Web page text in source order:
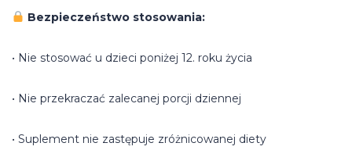
Bezpieczeństwo stosowania:
• Nie stosować u dzieci poniżej 12. roku życia
• Nie przekraczać zalecanej porcji dziennej
• Suplement nie zastępuje zróżnicowanej diety